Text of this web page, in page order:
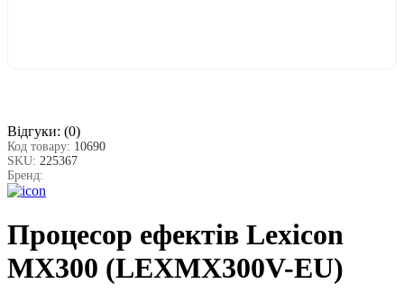
Відгуки: (0)
Код товару: 10690
SKU: 225367
Бренд:
Процесор ефектів Lexicon
MX300 (LEXMX300V-EU)